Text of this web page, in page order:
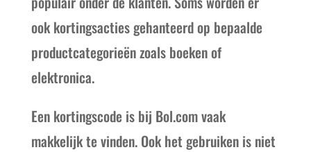
ook kortingsacties gehanteerd op bepaalde
productcategorieën zoals boeken of
elektronica.
Een kortingscode is bij Bol.com vaak
makkelijk te vinden. Ook het gebruiken is niet